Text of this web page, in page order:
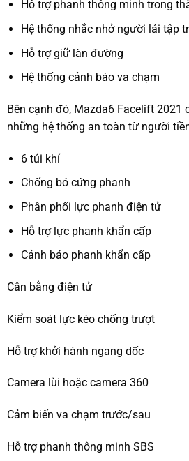
Hỗ trợ phanh thông minh trong
Hệ thống nhắc nhở người lái tập
Hỗ trợ giữ làn đường
Hệ thống cảnh báo va chạm
Bên cạnh đó, Mazda6 Facelift 2021
những hệ thống an toàn từ người
6 túi khí
Chống bó cứng phanh
Phân phối lực phanh điện tử
Hỗ trợ lực phanh khẩn cấp
Cảnh báo phanh khẩn cấp
Cân bằng điện tử
Kiểm soát lực kéo chống trượt
Hỗ trợ khởi hành ngang dốc
Camera lùi hoặc camera 360
Cảm biến va chạm trước/sau
Hỗ trợ phanh thông minh SBS